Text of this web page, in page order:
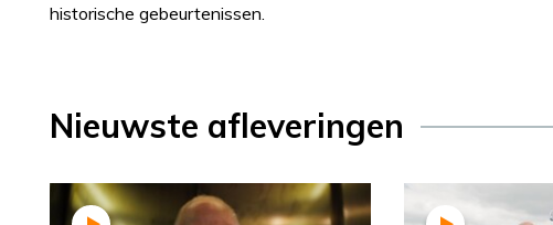
historische gebeurtenissen.
Nieuwste afleveringen